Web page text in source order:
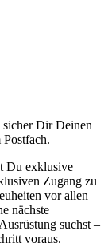
Dir Deinen
Du exklusive
Zugang zu
vor allen
nächste
suchst –
voraus.